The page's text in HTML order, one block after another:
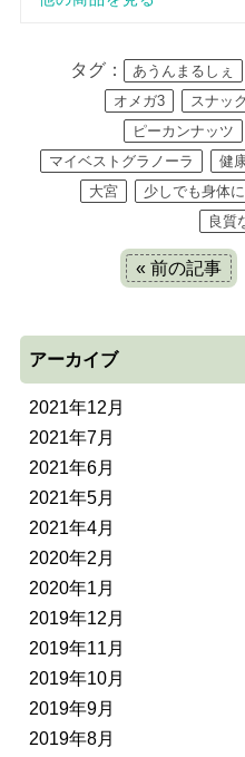
タグ： あうんまるしぇ
オメガ3
スナッ
ピーカンナッツ
マイベストグラノーラ
健
大宮
少しでも身体
良質
« 前の記事
アーカイブ
2021年12月
2021年7月
2021年6月
2021年5月
2021年4月
2020年2月
2020年1月
2019年12月
2019年11月
2019年10月
2019年9月
2019年8月